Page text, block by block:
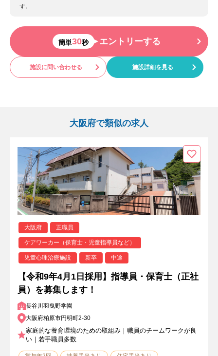
す。
簡単30秒 エントリーする
施設に問い合わせる 施設詳細を見る
大阪府で類似の求人
大阪府 正職員
ケアワーカー（保育士・児童指導員など）
児童心理治療施設 新卒 中途
【令和9年4月1日採用】指導員・保育士（正社
員）を募集します！
長谷川羽曳野学園
大阪府柏原市円明町2-30
家庭的な養育環境のための取組み｜職員のチームワークが良
い｜若手職員多数